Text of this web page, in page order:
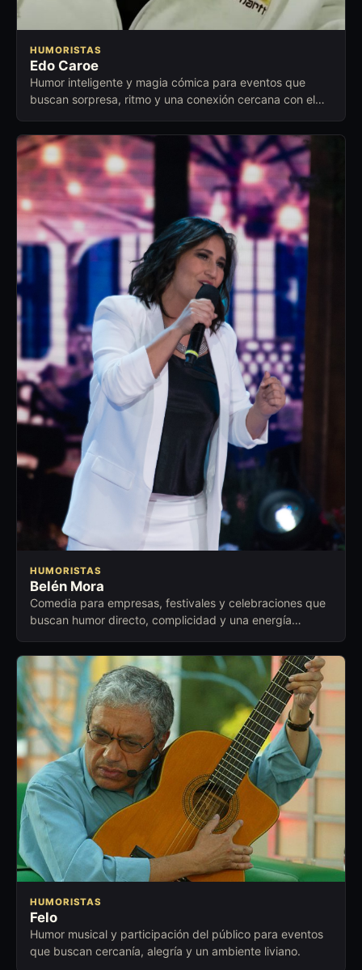
HUMORISTAS
Edo Caroe
Humor inteligente y magia cómica para eventos que
buscan sorpresa, ritmo y una conexión cercana con el
HUMORISTAS
Belén Mora
Comedia para empresas, festivales y celebraciones que
buscan humor directo, complicidad y una energía
HUMORISTAS
Felo
Humor musical y participación del público para eventos
que buscan cercanía, alegría y un ambiente liviano.